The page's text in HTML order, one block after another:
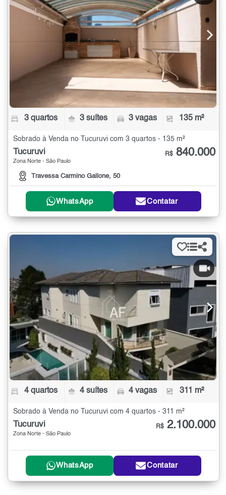
3 quartos 3 suítes 3 vagas 135 m²
Sobrado à Venda no Tucuruvi com 3 quartos - 135 m²
Tucuruvi
Zona Norte - São Paulo
Travessa Carmino Gallone, 50
R$ 840.000
WhatsApp Contatar
4 quartos 4 suítes 4 vagas 311 m²
Sobrado à Venda no Tucuruvi com 4 quartos - 311 m²
Tucuruvi
Zona Norte - São Paulo
R$ 2.100.000
WhatsApp Contatar